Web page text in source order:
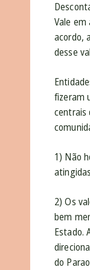
Vale em
acordo,
desse
fizeram
centrais
1) Não
2) Os
bem
Estado.
do